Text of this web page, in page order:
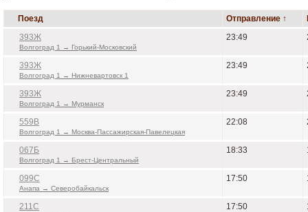
Поезд Отправление ↑
393Ж
Волгоград 1 → Горький-Московский
23:49
393Ж
Волгоград 1 → Нижневартовск 1
23:49
393Ж
Волгоград 1 → Мурманск
23:49
559В
Волгоград 1 → Москва-Пассажирская-Павелецкая
22:08
067Б
Волгоград 1 → Брест-Центральный
18:33
099С
Анапа → Северобайкальск
17:50
211С 17:50